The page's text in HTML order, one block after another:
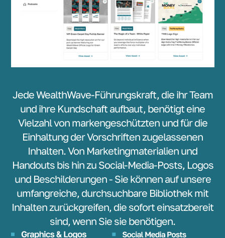
Jede WealthWave-Führungskraft, die ihr Team
und ihre Kundschaft aufbaut, benötigt eine
Vielzahl von markengeschützten und für die
Einhaltung der Vorschriften zugelassenen
Inhalten. Von Marketingmaterialien und
Handouts bis hin zu Social-Media-Posts, Logos
und Beschilderungen - Sie können auf unsere
umfangreiche, durchsuchbare Bibliothek mit
Inhalten zurückgreifen, die sofort einsatzbereit
sind, wenn Sie sie benötigen.